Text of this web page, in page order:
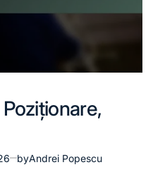
byAndrei Popescu